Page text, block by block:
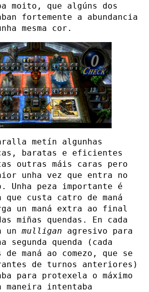
moito, que algúns dos
fortemente a abundancia
mesma cor.
metín algunhas
baratas e eficientes
outras máis caras pero
unha vez que entra no
Unha peza importante é
custa catro de maná
un maná extra ao final
miñas quendas. En cada
un mulligan agresivo para
segunda quenda (cada
de maná ao comezo, que se
de turnos anteriores)
para protexela o máximo
maneira intentaba